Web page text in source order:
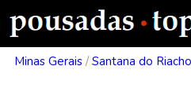
Minas Gerais / Santana do